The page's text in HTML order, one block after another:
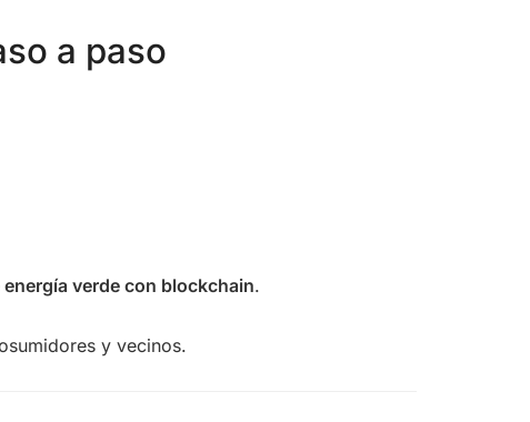
a paso
verde con blockchain.
y vecinos.